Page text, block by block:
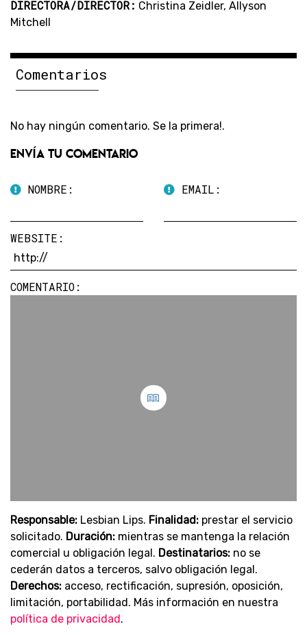
DIRECTORA/DIRECTOR: Christina Zeidler, Allyson
Mitchell
Comentarios
No hay ningún comentario. Se la primera!.
Envía tu comentario
NOMBRE: EMAIL:
WEBSITE:
COMENTARIO:
Responsable: Lesbian Lips. Finalidad: prestar el servicio
solicitado. Duración: mientras se mantenga la relación
comercial u obligación legal. Destinatarios: no se
cederán datos a terceros, salvo obligación legal.
Derechos: acceso, rectificación, supresión, oposición,
limitación, portabilidad. Más información en nuestra
política de privacidad.